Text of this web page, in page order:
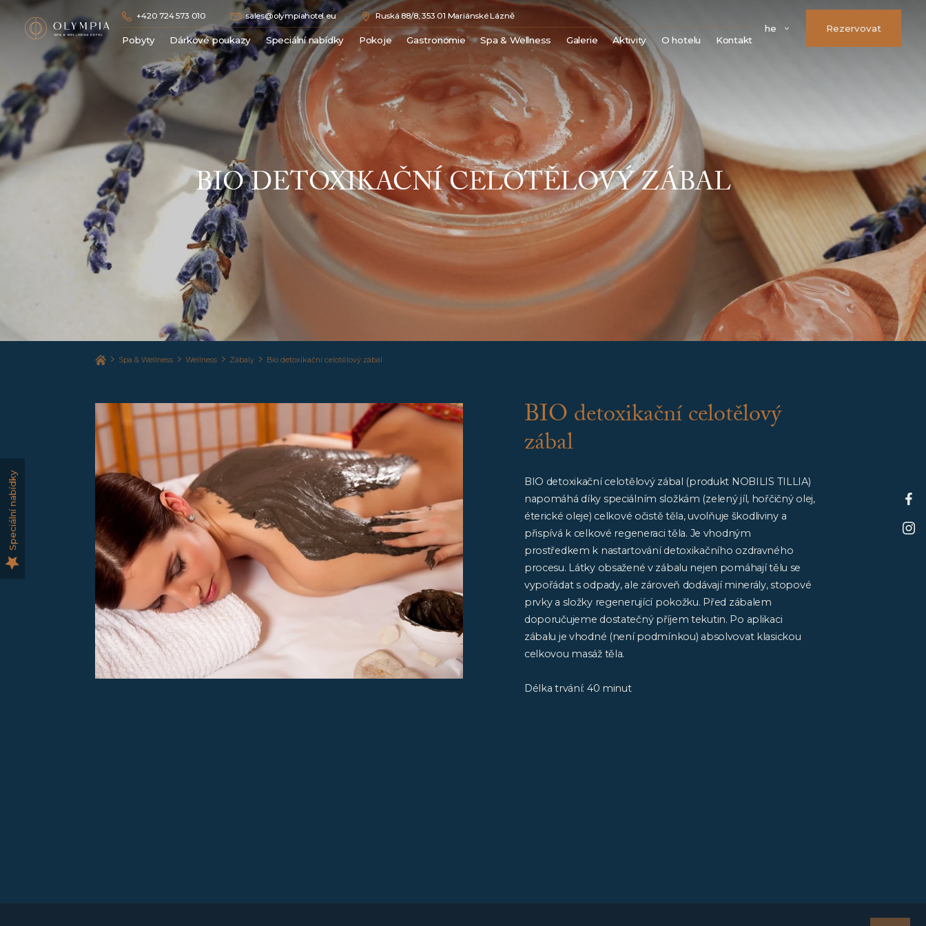
+420 724 573 010 sales@olympiahotel.eu Ruská 88/8, 353 01 Mariánské Lázně
Pobyty
Lázeňské pobyty
Wellness pobyty
Hotelové pobyty bez procedur
Romantické pobyty / Dámská jízda
Vánoční / Silvestrovské pobyty
Dárkové poukazy Speciální nabídky
Pokoje
Double Comfort
Junior Suite
Superior Suite
Luxury Suite
Royal Suite
Gastronomie
Spa & Wellness
Medical Spa
Wellness
Beauty
Ceník procedur
Galerie
Aktivity
Města
Hrady a zámky
Kláštery a kostely
Rozhledny
Přírodní památky
Sport
Golf
O hotelu
FAQ
Parkování
Možnosti úhrady
Věrnostní program
Firemní údaje
Volné pracovní pozice
Kontakt
he Rezervovat
BIO DETOXIKAČNÍ CELOTĚLOVÝ ZÁBAL
Spa & Wellness Wellness Zábaly Bio detoxikační celotělový zábal
BIO detoxikační celotělový
zábal
BIO detoxikační celotělový zábal (produkt NOBILIS TILLIA)
napomáhá díky speciálním složkám (zelený jíl, hořčičný olej,
éterické oleje) celkové očistě těla, uvolňuje škodliviny a
přispívá k celkové regeneraci těla. Je vhodným
prostředkem k nastartování detoxikačního ozdravného
procesu. Látky obsažené v zábalu nejen pomáhají tělu se
vypořádat s odpady, ale zároveň dodávají minerály, stopové
prvky a složky regenerující pokožku. Před zábalem
doporučujeme dostatečný příjem tekutin. Po aplikaci
zábalu je vhodné (není podmínkou) absolvovat klasickou
celkovou masáž těla.
Délka trvání: 40 minut
Speciální nabídky